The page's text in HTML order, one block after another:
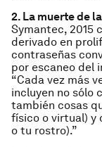
2. La muerte de
Symantec, 2015
derivado en
contraseñas
por escaneo del
“Cada vez más
incluyen no sólo
también cosas
físico o virtual) y
o tu rostro).”